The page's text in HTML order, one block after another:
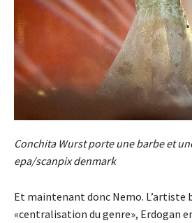
Conchita Wurst porte une barbe et
epa/scanpix denmark
Et maintenant donc Nemo. L’artiste
«centralisation du genre», Erdogan